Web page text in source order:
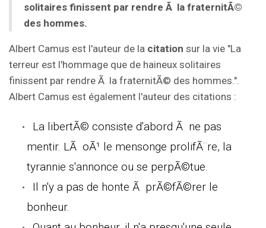
solitaires finissent par rendre Ã la fraternitÃ©
des hommes.
Albert Camus est l'auteur de la citation sur la vie "La
terreur est l'hommage que de haineux solitaires
finissent par rendre Ã la fraternitÃ© des hommes.".
Albert Camus est également l'auteur des citations :
La libertÃ© consiste d'abord Ã ne pas
mentir. LÃ oÃ¹ le mensonge prolifÃ¨re, la
tyrannie s'annonce ou se perpÃ©tue.
Il n'y a pas de honte Ã prÃ©fÃ©rer le
bonheur.